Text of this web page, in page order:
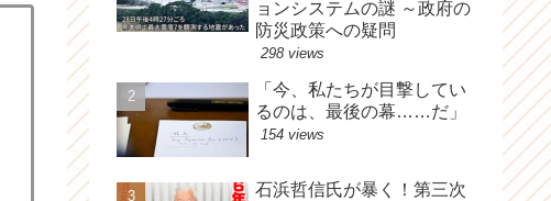
ョンシステムの謎 ～政府の
防災政策への疑問
298 views
「今、私たちが目撃してい
るのは、最後の幕……だ」
154 views
石浜哲信氏が暴く！第三次